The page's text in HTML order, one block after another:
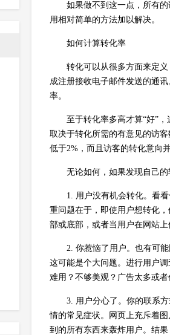
如果做不到这一点，所有
用相对简单的方法加以解决。
如何计算转化率
转化可以从很多方面来定
成注册接收电子邮件发送的通
率。
至于转化率多高才算“好”
取决于转化所需的有意见的访
低于2%，而且访客的转化意向
无论如何，如果发现自己
1. 用户没有机会转化。看
重问题在于，即使用户想转化
部或底部，或者当用户在网站上
2. 你惹恼了用户。也有可
这可能是个大问题。进行用户
难用？不够美观？广告太多或
3. 用户分心了。你的联系
情的常见症状。网页上充斥着
到的所有东西来轰炸用户。结